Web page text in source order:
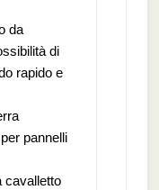
da
di
rapido e
pannelli
cavalletto